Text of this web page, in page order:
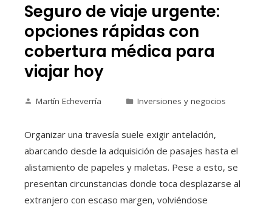
Seguro de viaje urgente:
opciones rápidas con
cobertura médica para
viajar hoy
Martín Echeverría Inversiones y negocios
Organizar una travesía suele exigir antelación,
abarcando desde la adquisición de pasajes hasta el
alistamiento de papeles y maletas. Pese a esto, se
presentan circunstancias donde toca desplazarse al
extranjero con escaso margen, volviéndose